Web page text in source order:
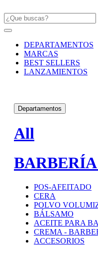
DEPARTAMENTOS
MARCAS
BEST SELLERS
LANZAMIENTOS
Departamentos
All
POS-AFEITADO
CERA
POLVO
BÁLSAMO
ACEITE PARA
CREMA -
ACCESORIOS